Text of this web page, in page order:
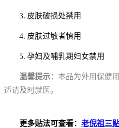
3. 皮肤破损处禁用
4. 皮肤过敏者慎用
5. 孕妇及哺乳期妇女禁用
温馨提示： 本品为外用保健
适请及时就医。
更多贴法可查看： 老倪祖三